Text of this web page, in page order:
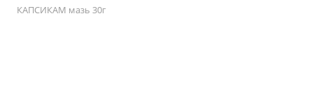
КАПСИКАМ мазь 30г